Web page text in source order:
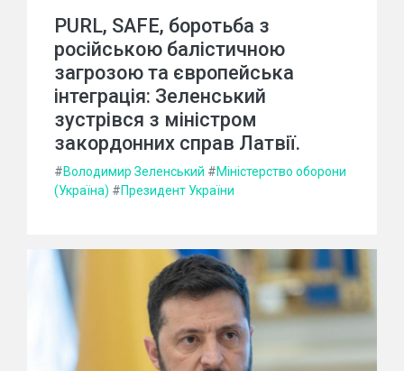
PURL, SAFE, боротьба з
російською балістичною
загрозою та європейська
інтеграція: Зеленський
зустрівся з міністром
закордонних справ Латвії.
#Володимир Зеленський #Міністерство оборони
(Україна) #Президент України